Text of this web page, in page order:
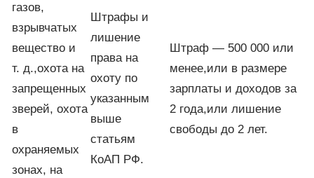
газов,
взрывчатых
вещество и
т. д.,охота на
запрещенных
зверей, охота
в
охраняемых
зонах, на
Штрафы и
лишение
права на
охоту по
указанным
выше
статьям
КоАП РФ.
Штраф — 500 000 или
менее,или в размере
зарплаты и доходов за
2 года,или лишение
свободы до 2 лет.